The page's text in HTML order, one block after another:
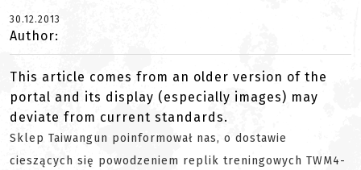
30.12.2013
Author:
This article comes from an older version of the
portal and its display (especially images) may
deviate from current standards.
Sklep Taiwangun poinformował nas, o dostawie
cieszących się powodzeniem replik treningowych TWM4-